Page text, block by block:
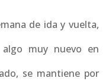
de ida y vuelta,
muy nuevo en
se mantiene por